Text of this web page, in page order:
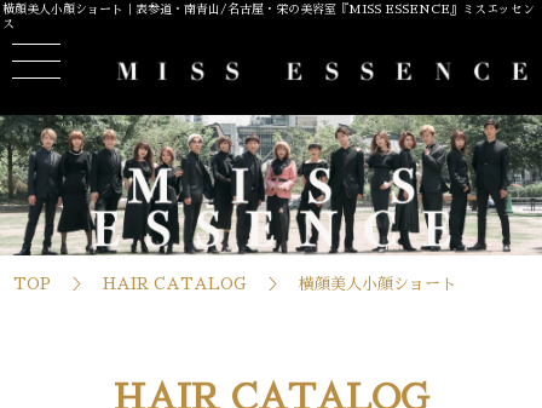
横顔美人小顔ショート｜表参道・南青山/名古屋・栄の美容室『MISS ESSENCE』ミスエッセン
ス
TOP HAIR CATALOG 横顔美人小顔ショート
HAIR CATALOG